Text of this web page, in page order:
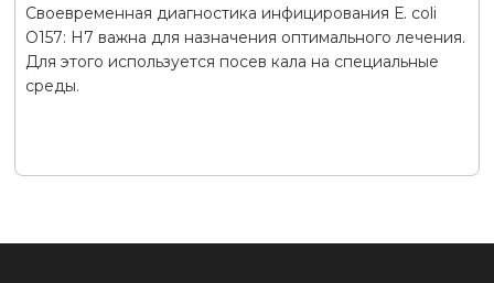
Своевременная диагностика инфицирования Е. coli
O157: H7 важна для назначения оптимального лечения.
Для этого используется посев кала на специальные
среды.